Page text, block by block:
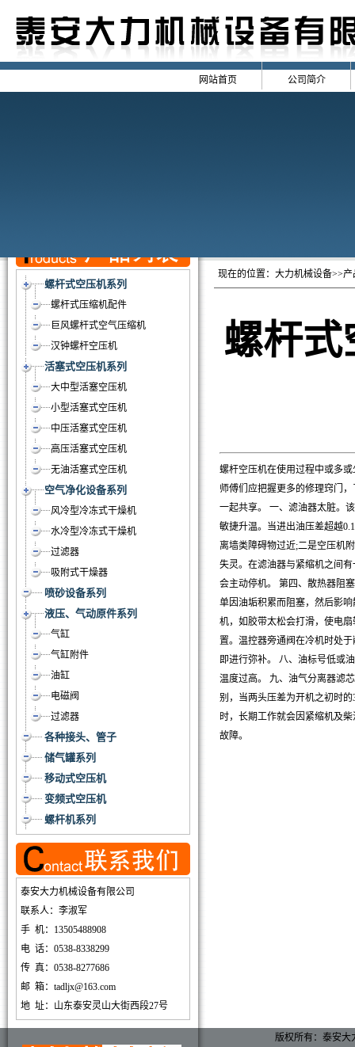
网站首页 公司简介
螺杆式空压机系列
螺杆式压缩机配件
巨风螺杆式空气压缩机
汉钟螺杆空压机
活塞式空压机系列
大中型活塞空压机
小型活塞式空压机
中压活塞式空压机
高压活塞式空压机
无油活塞式空压机
空气净化设备系列
风冷型冷冻式干燥机
水冷型冷冻式干燥机
过滤器
吸附式干燥器
喷砂设备系列
液压、气动原件系列
气缸
气缸附件
油缸
电磁阀
过滤器
各种接头、管子
储气罐系列
移动式空压机
变频式空压机
螺杆机系列
泰安大力机械设备有限公司
联系人：李淑军
手 机：13505488908
电 话：0538-8338299
传 真：0538-8277686
邮 箱：tadljx@163.com
地 址：山东泰安灵山大街西段27号
现在的位置： 大力机械设备>>产
螺杆式
螺杆空压机在使用过程中或多
师傅们应把握更多的修理窍门
一起共享。 一、滤油器太脏。
敏捷升温。当进出油压差超越
离墙类障碍物过近;二是空压机
失灵。在滤油器与紧缩机之间
会主动停机。 第四、散热器阻
单因油垢积累而阻塞，然后影
机，如胶带太松会打滑，使电
置。温控器旁通阀在冷机时处
即进行弥补。 八、油标号低或
温度过高。 九、油气分离器滤
别，当两头压差为开机之初时
时，长期工作就会因紧缩机及
故障。
版权所有：泰安大